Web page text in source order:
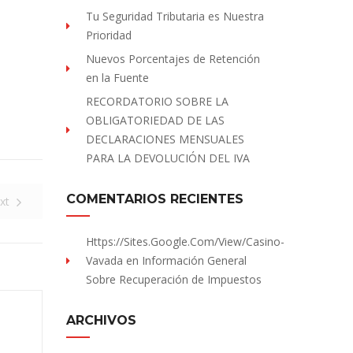
Tu Seguridad Tributaria es Nuestra
Prioridad
Nuevos Porcentajes de Retención
en la Fuente
RECORDATORIO SOBRE LA
OBLIGATORIEDAD DE LAS
DECLARACIONES MENSUALES
PARA LA DEVOLUCIÓN DEL IVA
COMENTARIOS RECIENTES
Https://sites.Google.com/view/Casino-
Vavada en Información General
Sobre Recuperación de Impuestos
ARCHIVOS